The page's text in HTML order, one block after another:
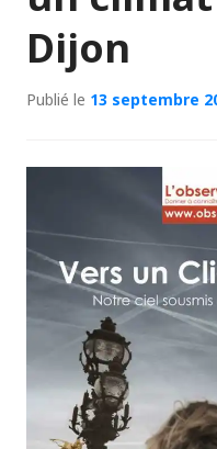
Dijon
Publié le 13 septembre